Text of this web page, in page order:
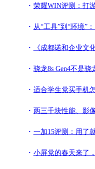
荣耀WIN评测：打游戏最怕什么
从“工具”到“环境”：鼎捷如何重
《成都诺和企业文化践行者
骁龙8s Gen4不是骁龙8s至尊
适合学生党买手机怎么
两三千块性能、影像、续航全
一加15评测：用了就回不去的
小屏党的春天来了，小身